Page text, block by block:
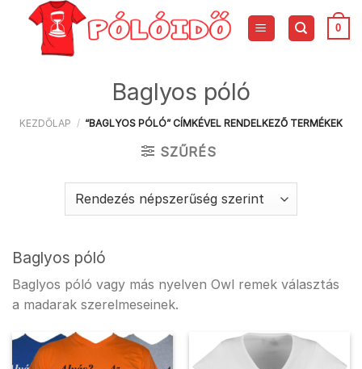
content
0
Baglyos póló
KEZDŐLAP / “BAGLYOS PÓLÓ” CÍMKÉVEL RENDELKEZŐ TERMÉKEK
SZŰRÉS
Baglyos póló
Baglyos póló vagy más nyelven Owl remek választás
a madarak szerelmeseinek.